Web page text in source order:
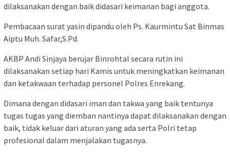
dilaksanakan dengan baik didasari keimanan bagi anggota.
Pembacaan surat yasin dipandu oleh Ps. Kaurmintu Sat Binmas
Aiptu Muh. Safar,S.Pd.
AKBP Andi Sinjaya berujar Binrohtal secara rutin ini
dilaksanakan setiap hari Kamis untuk meningkatkan keimanan
dan ketakwaan terhadap personel Polres Enrekang.
Dimana dengan didasari iman dan takwa yang baik tentunya
tugas tugas yang diemban nantinya dapat dilaksanakan dengan
baik, tidak keluar dari aturan yang ada serta Polri tetap
profesional dalam menjalakan tugasnya.